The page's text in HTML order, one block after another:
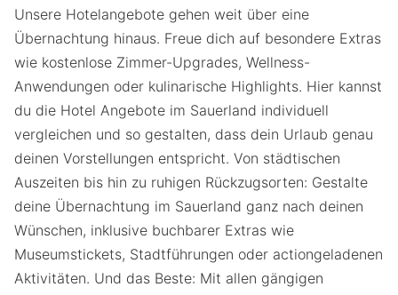
Unsere Hotelangebote gehen weit über eine
Übernachtung hinaus. Freue dich auf besondere Extras
wie kostenlose Zimmer-Upgrades, Wellness-
Anwendungen oder kulinarische Highlights. Hier kannst
du die Hotel Angebote im Sauerland individuell
vergleichen und so gestalten, dass dein Urlaub genau
deinen Vorstellungen entspricht. Von städtischen
Auszeiten bis hin zu ruhigen Rückzugsorten: Gestalte
deine Übernachtung im Sauerland ganz nach deinen
Wünschen, inklusive buchbarer Extras wie
Museumstickets, Stadtführungen oder actiongeladenen
Aktivitäten. Und das Beste: Mit allen gängigen